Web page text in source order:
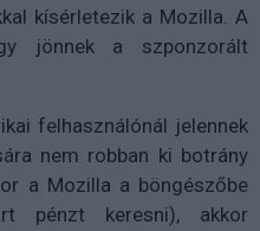
kísérletezik a Mozilla. A
jönnek a szponzorált
felhasználónál jelennek
nem robban ki botrány
a Mozilla a böngészőbe
pénzt keresni), akkor